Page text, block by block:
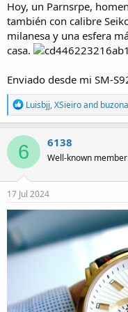
Hoy, un Parnsrpe,
también con calibre
milanesa y una esfera
casa.
Enviado desde mi SM-
R
e
a
c
t
i
o
n
s
Luisbjj,XSieiroand
6 6138
Well-known member
17 Jul 2024